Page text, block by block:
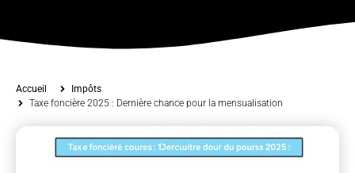
Accueil
Impôts
Taxe foncière 2025 : Dernière chance pour la mensualisation